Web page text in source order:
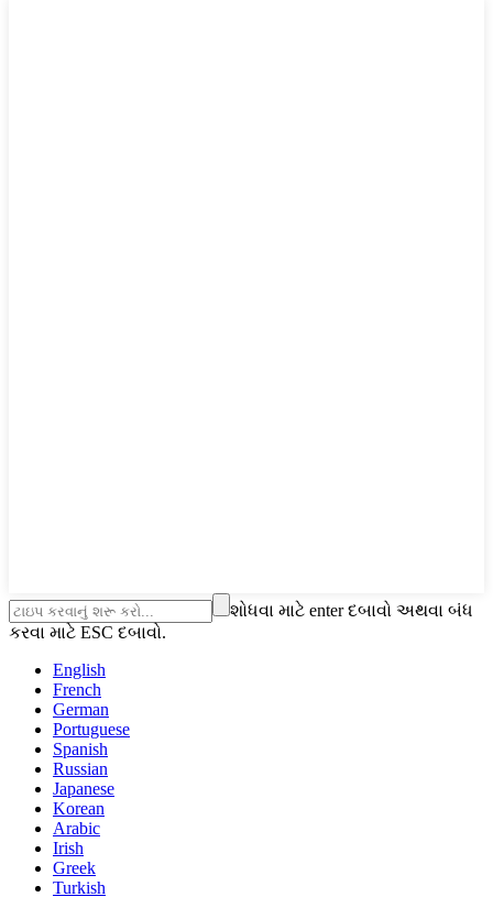
શોધવા માટે enter દબાવો અથવા બંધ
કરવા માટે ESC દબાવો.
English
French
German
Portuguese
Spanish
Russian
Japanese
Korean
Arabic
Irish
Greek
Turkish